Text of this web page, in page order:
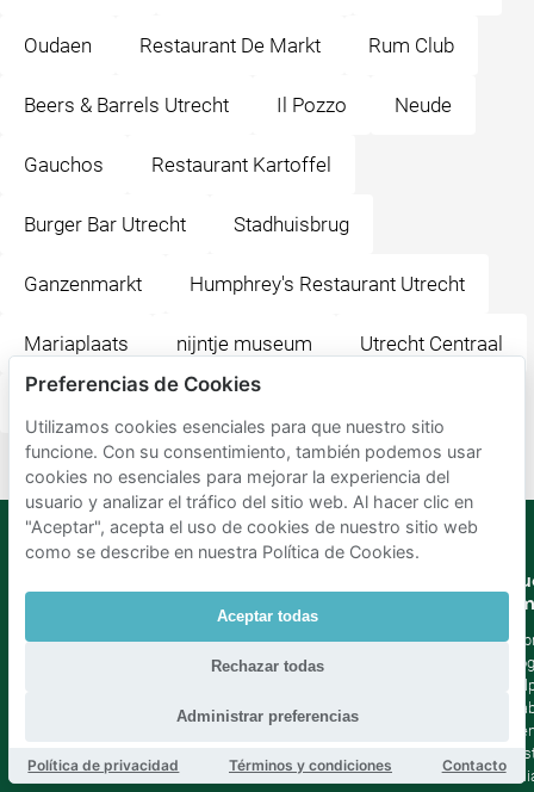
Oudaen Restaurant De Markt Rum Club
Beers & Barrels Utrecht Il Pozzo Neude
Gauchos Restaurant Kartoffel
Burger Bar Utrecht Stadhuisbrug
Ganzenmarkt Humphrey's Restaurant Utrecht
Mariaplaats nijntje museum Utrecht Centraal
B.V.
Inglés
Blog
Preferencias de Cookies
Utilizamos cookies esenciales para que nuestro sitio
funcione. Con su consentimiento, también podemos usar
cookies no esenciales para mejorar la experiencia del
usuario y analizar el tráfico del sitio web. Al hacer clic en
"Aceptar", acepta el uso de cookies de nuestro sitio web
como se describe en nuestra Política de Cookies.
Aceptar todas
Rechazar todas
Administrar preferencias
Política de privacidad Términos y condiciones Contacto